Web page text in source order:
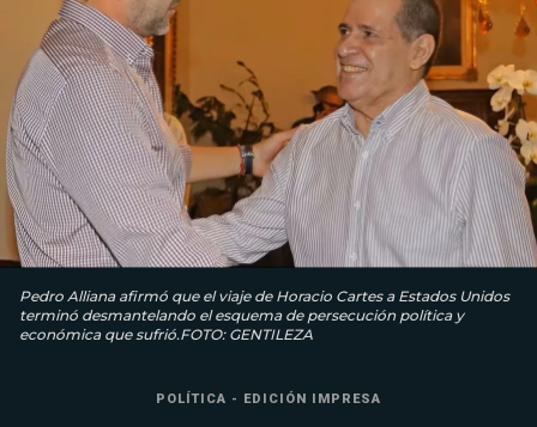
Pedro Alliana afirmó que el viaje de Horacio Cartes a Estados Unidos
terminó desmantelando el esquema de persecución política y
económica que sufrió.FOTO: GENTILEZA
POLÍTICA - EDICIÓN IMPRESA